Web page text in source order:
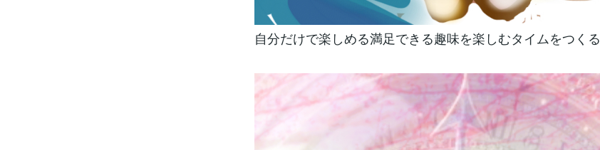
自分だけで楽しめる満足できる趣味を楽しむタイムをつくる